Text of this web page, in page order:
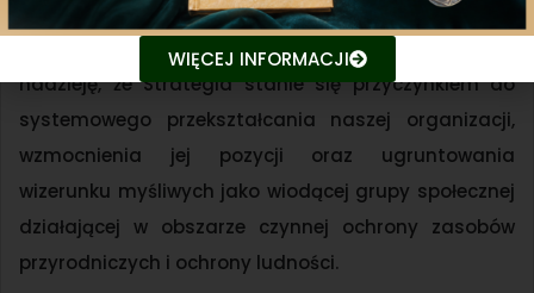
Jesteśmy przekonani, że Strategia da każdemu z nas
dużo inspiracji do działania na rzecz przyrody. Mamy
nadzieję, że Strategia stanie się przyczynkiem do
systemowego przekształcania naszej organizacji,
wzmocnienia jej pozycji oraz ugruntowania
wizerunku myśliwych jako wiodącej grupy społecznej
działającej w obszarze czynnej ochrony zasobów
przyrodniczych i ochrony ludności.
WIĘCEJ INFORMACJI